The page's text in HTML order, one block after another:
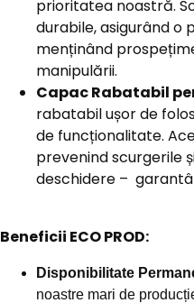
prioritatea noastră.
durabile, asigurând o
menținând
manipulării.
Capac Rabatabil
rabatabil ușor de
de funcționalitate.
prevenind scurgerile
deschidere –
Beneficii ECO PROD:
Disponibilitate
noastre mari de